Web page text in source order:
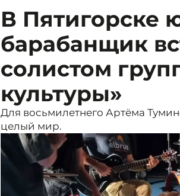
В Пятигорске
барабанщик
солистом
культуры»
Для восьмилетнего Артёма
целый мир.